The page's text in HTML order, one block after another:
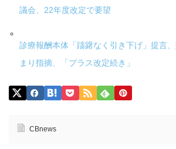
議会、22年度改定で要望
診療報酬本体「躊躇なく引き下げ」提言
まり指摘、「プラス改定続き」
CBnews